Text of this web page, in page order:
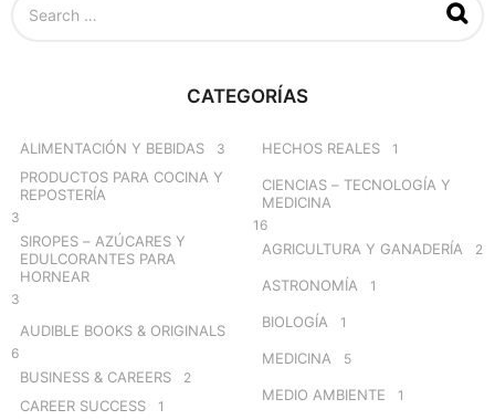
o
CATEGORÍAS
ALIMENTACIÓN Y BEBIDAS 3
PRODUCTOS PARA COCINA Y
REPOSTERÍA
3
SIROPES – AZÚCARES Y
EDULCORANTES PARA
HORNEAR
3
AUDIBLE BOOKS & ORIGINALS
6
BUSINESS & CAREERS 2
CAREER SUCCESS 1
HECHOS REALES 1
CIENCIAS – TECNOLOGÍA Y
MEDICINA
16
AGRICULTURA Y GANADERÍA 2
ASTRONOMÍA 1
BIOLOGÍA 1
MEDICINA 5
MEDIO AMBIENTE 1